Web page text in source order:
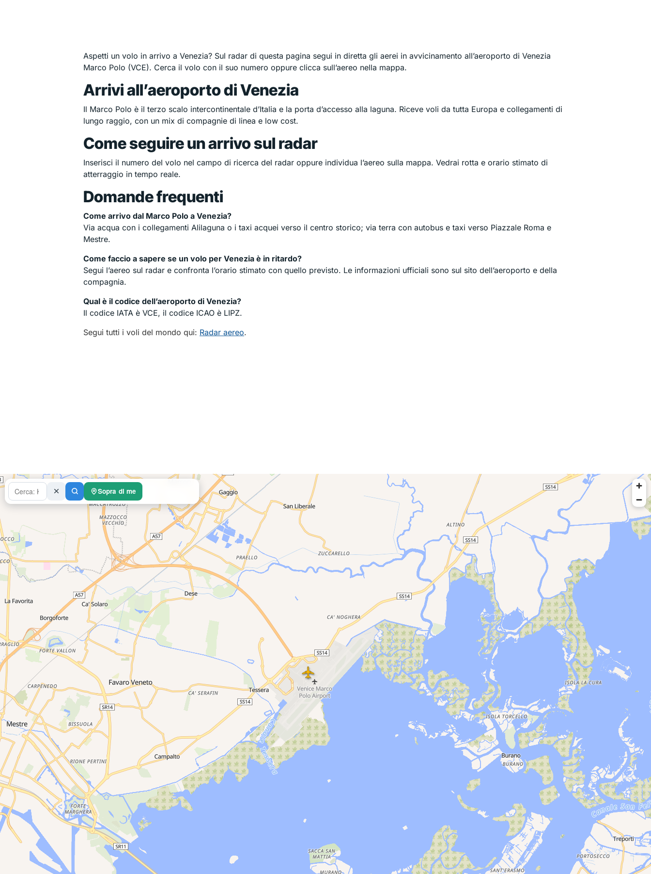
Aspetti un volo in arrivo a Venezia? Sul radar di questa pagina segui in diretta gli aerei in avvicinamento all’aeroporto di Venezia
Marco Polo (VCE). Cerca il volo con il suo numero oppure clicca sull’aereo nella mappa.
Arrivi all’aeroporto di Venezia
Il Marco Polo è il terzo scalo intercontinentale d’Italia e la porta d’accesso alla laguna. Riceve voli da tutta Europa e collegamenti di
lungo raggio, con un mix di compagnie di linea e low cost.
Come seguire un arrivo sul radar
Inserisci il numero del volo nel campo di ricerca del radar oppure individua l’aereo sulla mappa. Vedrai rotta e orario stimato di
atterraggio in tempo reale.
Domande frequenti
Come arrivo dal Marco Polo a Venezia?
Via acqua con i collegamenti Alilaguna o i taxi acquei verso il centro storico; via terra con autobus e taxi verso Piazzale Roma e
Mestre.
Come faccio a sapere se un volo per Venezia è in ritardo?
Segui l’aereo sul radar e confronta l’orario stimato con quello previsto. Le informazioni ufficiali sono sul sito dell’aeroporto e della
compagnia.
Qual è il codice dell’aeroporto di Venezia?
Il codice IATA è VCE, il codice ICAO è LIPZ.
Segui tutti i voli del mondo qui: Radar aereo.
Sopra di me